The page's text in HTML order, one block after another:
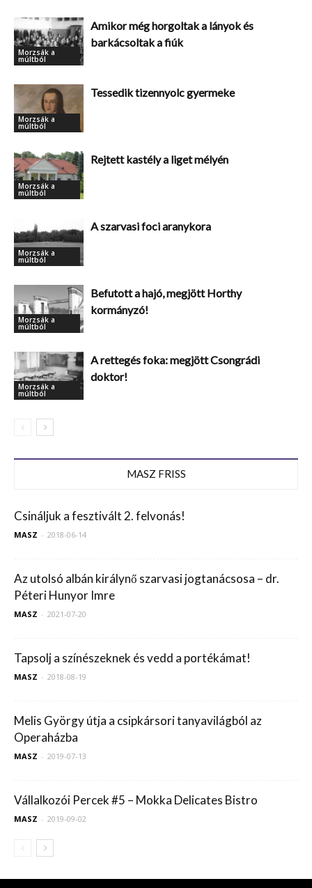
Morzsák a
múltból
Amikor még horgoltak a lányok és
barkácsoltak a fiúk
Morzsák a
múltból
Tessedik tizennyolc gyermeke
Morzsák a
múltból
Rejtett kastély a liget mélyén
Morzsák a
múltból
A szarvasi foci aranykora
Morzsák a
múltból
Befutott a hajó, megjött Horthy
kormányzó!
Morzsák a
múltból
A rettegés foka: megjött Csongrádi
doktor!
MASZ FRISS
Csináljuk a fesztivált 2. felvonás!
MASZ - 2018-06-14
Az utolsó albán királynő szarvasi jogtanácsosa – dr.
Péteri Hunyor Imre
MASZ - 2021-07-20
Tapsolj a színészeknek és vedd a portékámat!
MASZ - 2018-08-19
Melis György útja a csipkársori tanyavilágból az
Operaházba
MASZ - 2019-07-13
Vállalkozói Percek #5 – Mokka Delicates Bistro
MASZ - 2019-09-02